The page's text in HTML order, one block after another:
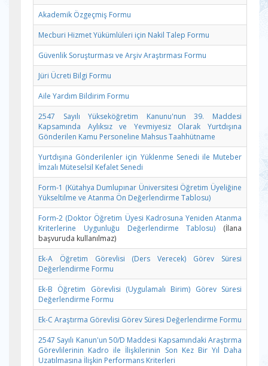
Akademik Özgeçmiş Formu
Mecburi Hizmet Yükümlüleri için Nakil Talep Formu
Güvenlik Soruşturması ve Arşiv Araştırması Formu
Jüri Ücreti Bilgi Formu
Aile Yardım Bildirim Formu
2547 Sayılı Yükseköğretim Kanunu'nun 39. Maddesi
Kapsamında Aylıksız ve Yevmiyesiz Olarak Yurtdışına
Gönderilen Kamu Personeline Mahsus Taahhütname
Yurtdışına Gönderilenler için Yüklenme Senedi ile Muteber
İmzalı Müteselsil Kefalet Senedi
Form-1 (Kütahya Dumlupınar Üniversitesi Öğretim Üyeliğine
Yükseltilme ve Atanma Ön Değerlendirme Tablosu)
Form-2 (Doktor Öğretim Üyesi Kadrosuna Yeniden Atanma
Kriterlerine Uygunluğu Değerlendirme Tablosu) (İlana
başvuruda kullanılmaz)
Ek-A Öğretim Görevlisi (Ders Verecek) Görev Süresi
Değerlendirme Formu
Ek-B Öğretim Görevlisi (Uygulamalı Birim) Görev Süresi
Değerlendirme Formu
Ek-C Araştırma Görevlisi Görev Süresi Değerlendirme Formu
2547 Sayılı Kanun'un 50/D Maddesi Kapsamındaki Araştırma
Görevlilerinin Kadro ile İlişkilerinin Son Kez Bir Yıl Daha
Uzatılmasına İlişkin Performans Kriterleri